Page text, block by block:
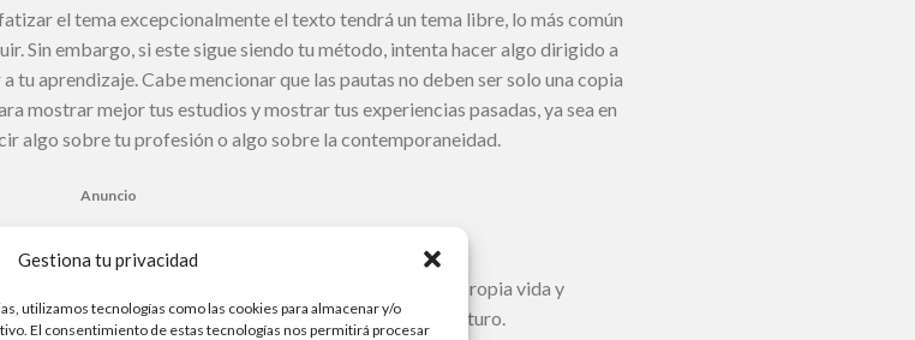
Gestiona tu privacidad
utilizamos tecnologías como las cookies para almacenar y/o
El consentimiento de estas tecnologías nos permitirá procesar
el tema excepcionalmente el texto tendrá un tema libre, lo más común
Sin embargo, si este sigue siendo tu método, intenta hacer algo dirigido a
aprendizaje. Cabe mencionar que las pautas no deben ser solo una copia
mostrar mejor tus estudios y mostrar tus experiencias pasadas, ya sea en
algo sobre tu profesión o algo sobre la contemporaneidad.
Anuncio
redacciones del proceso de selección:
trabajo. Aquí puedes presentar ciertos datos sobre tu propia vida y
los objetivos y metas de la vida profesional para el futuro.